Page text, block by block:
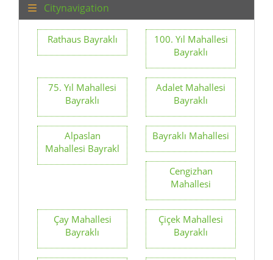
Citynavigation
Rathaus Bayraklı
100. Yıl Mahallesi
Bayraklı
75. Yıl Mahallesi
Bayraklı
Adalet Mahallesi
Bayraklı
Alpaslan
Mahallesi Bayrakl
Bayraklı Mahallesi
Cengizhan
Mahallesi
Çay Mahallesi
Bayraklı
Çiçek Mahallesi
Bayraklı